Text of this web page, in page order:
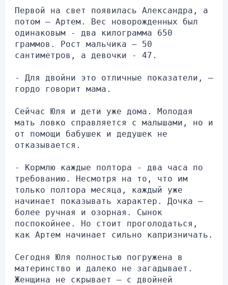
Первой на свет появилась Александра, а
потом – Артем. Вес новорожденных был
одинаковым - два килограмма 650
граммов. Рост мальчика – 50
сантиметров, а девочки - 47.
- Для двойни это отличные показатели, —
гордо говорит мама.
Сейчас Юля и дети уже дома. Молодая
мать ловко справляется с малышами, но и
от помощи бабушек и дедушек не
отказывается.
- Кормлю каждые полтора - два часа по
требованию. Несмотря на то, что им
только полтора месяца, каждый уже
начинает показывать характер. Дочка –
более ручная и озорная. Сынок
поспокойнее. Но стоит проголодаться,
как Артем начинает сильно капризничать.
Сегодня Юля полностью погружена в
материнство и далеко не загадывает.
Женщина не скрывает – с двойней